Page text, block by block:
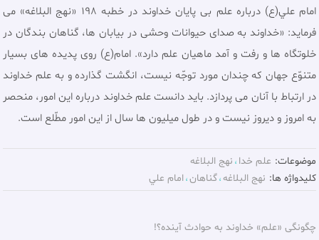
امام علي(ع) درباره علم بی پایان خداوند در خطبه 198 «نهج البلاغه» می
فرماید: «خداوند به صداى حيوانات وحشى در بيابان ها، گناهان بندگان در
خلوتگاه ها و رفت و آمد ماهيان علم دارد». امام(ع) روى پديده هاى بسيار
متنوّع جهان كه چندان مورد توجّه نيست، انگشت گذارده و به علم خداوند
در ارتباط با آنان می پردازد. بايد دانست علم خداوند درباره اين امور، منحصر
به امروز و ديروز نيست و در طول ميليون ها سال از اين امور مطّلع است.
موضوعات: علم خدا نهج البلاغه
کلیدواژه ها: نهج البلاغه گناهان امام علي
چگونگی «علم» خداوند به حوادث آينده؟!